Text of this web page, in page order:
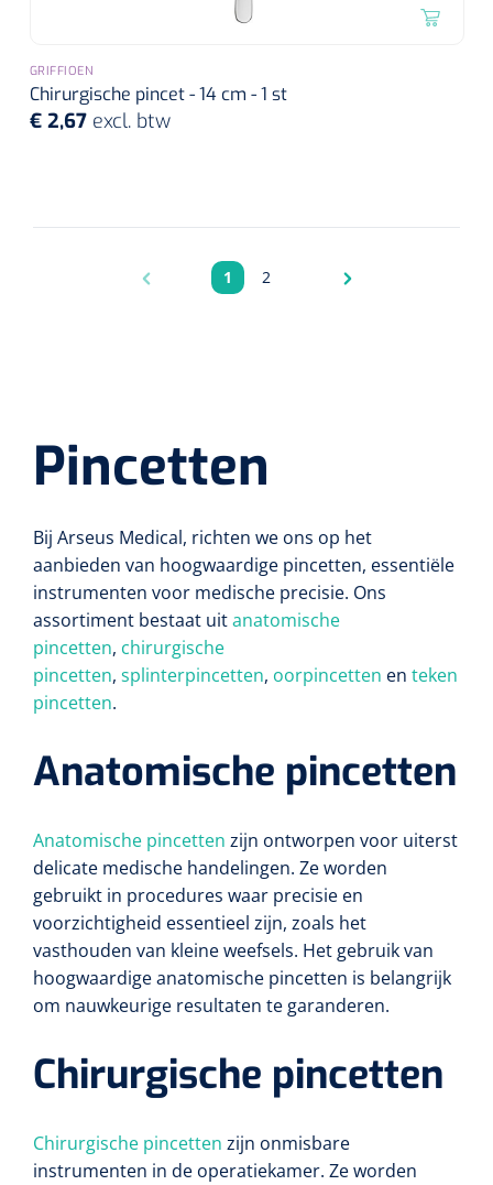
GRIFFIOEN
Chirurgische pincet - 14 cm - 1 st
€ 2,67 excl. btw
Pagina
1 Pagina
2
Pincetten
Bij Arseus Medical, richten we ons op het
aanbieden van hoogwaardige pincetten, essentiële
instrumenten voor medische precisie. Ons
assortiment bestaat uitanatomische
pincetten, chirurgische
pincetten, splinterpincetten, oorpincetten en teken
pincetten.
Anatomische pincetten
Anatomische pincetten zijn ontworpen voor uiterst
delicate medische handelingen. Ze worden
gebruikt in procedures waar precisie en
voorzichtigheid essentieel zijn, zoals het
vasthouden van kleine weefsels. Het gebruik van
hoogwaardige anatomische pincetten is belangrijk
om nauwkeurige resultaten te garanderen.
Chirurgische pincetten
Chirurgische pincetten zijn onmisbare
instrumenten in de operatiekamer. Ze worden